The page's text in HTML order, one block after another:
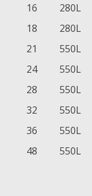
16
280L
18
280L
21
550L
24
550L
28
550L
32
550L
36
550L
48
550L